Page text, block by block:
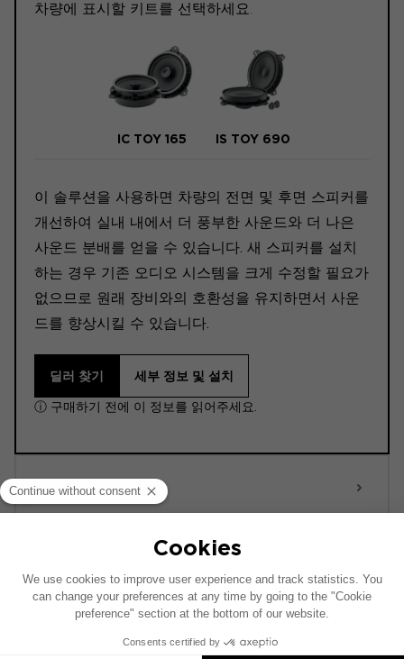
차량에 표시할 키트를 선택하세요.
IC TOY 165 IS TOY 690
이 솔루션을 사용하면 차량의 전면 및 후면 스피커를
개선하여 실내 내에서 더 풍부한 사운드와 더 나은
사운드 분배를 얻을 수 있습니다. 새 스피커를 설치
하는 경우 기존 오디오 시스템을 크게 수정할 필요가
없으므로 원래 장비와의 호환성을 유지하면서 사운
드를 향상시킬 수 있습니다.
딜러 찾기 세부 정보 및 설치
ⓘ 구매하기 전에 이 정보를 읽어주세요.
ACTIVE 6.0
기준으로 제작되었습니다. 차량에 특정 하이파이 옵션